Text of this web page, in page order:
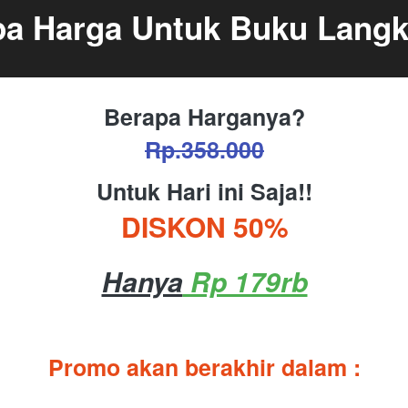
Harga Untuk Buku
Berapa Harganya?
Rp.358.000
Untuk Hari ini Saja!!
DISKON 50%
Hanya Rp 179rb
Promo akan berakhir dalam :